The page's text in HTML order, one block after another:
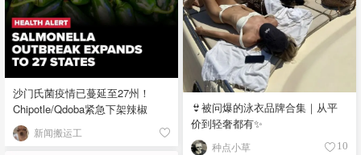
沙门氏菌疫情已蔓延至27州！
Chipotle/Qdoba紧急下架辣椒
新闻搬运工
👙被问爆的泳衣品牌合集｜从平
价到轻奢都有✨
种点小草 10